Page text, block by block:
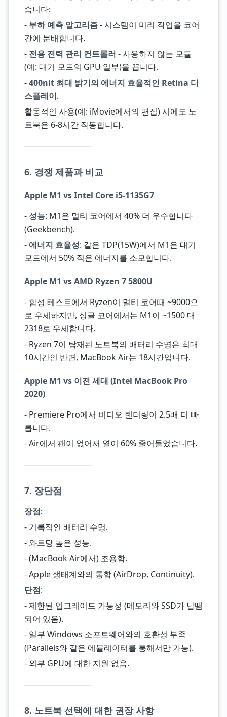
습니다:
- 부하 예측 알고리즘- 시스템이 미리 작업을 코어
간에 분배합니다.
- 전용 전력 관리 컨트롤러 - 사용하지 않는 모듈
(예: 대기 모드의 GPU 일부)을 끕니다.
-400nit 최대 밝기의 에너지 효율적인 Retina 디
스플레이.
활동적인 사용(예: iMovie에서의 편집) 시에도 노
트북은 6-8시간 작동합니다.
6. 경쟁 제품과 비교
Apple M1 vs Intel Core i5-1135G7
- 성능: M1은 멀티 코어에서 40% 더 우수합니다
(Geekbench).
- 에너지 효율성: 같은 TDP(15W)에서 M1은 대기
모드에서 50% 적은 에너지를 소모합니다.
Apple M1 vs AMD Ryzen 7 5800U
- 합성 테스트에서 Ryzen이 멀티 코어때 ~9000으
로 우세하지만, 싱글 코어에서는 M1이 ~1500 대
2318로 우세합니다.
- Ryzen 7이 탑재된 노트북의 배터리 수명은 최대
10시간인 반면, MacBook Air는 18시간입니다.
Apple M1 vs 이전 세대 (Intel MacBook Pro
2020)
- Premiere Pro에서 비디오 렌더링이 2.5배 더 빠
릅니다.
- Air에서 팬이 없어서 열이 60% 줄어들었습니다.
7. 장단점
장점:
- 기록적인 배터리 수명.
- 와트당 높은 성능.
- (MacBook Air에서) 조용함.
- Apple 생태계와의 통합 (AirDrop, Continuity).
단점:
- 제한된 업그레이드 가능성 (메모리와 SSD가 납땜
되어 있음).
- 일부 Windows 소프트웨어와의 호환성 부족
(Parallels와 같은 에뮬레이터를 통해서만 가능).
- 외부 GPU에 대한 지원 없음.
8. 노트북 선택에 대한 권장 사항